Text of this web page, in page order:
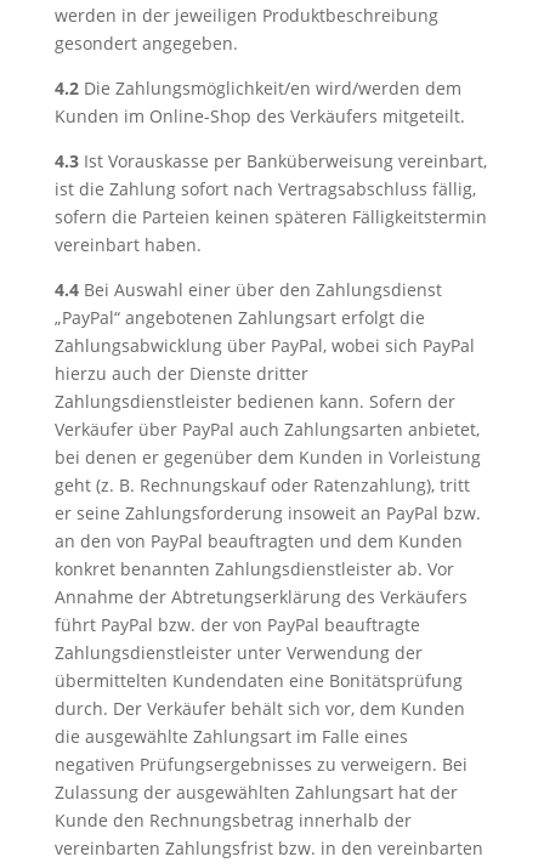
werden in der jeweiligen Produktbeschreibung
gesondert angegeben.
4.2Die Zahlungsmöglichkeit/en wird/werden dem
Kunden im Online-Shop des Verkäufers mitgeteilt.
4.3Ist Vorauskasse per Banküberweisung vereinbart,
ist die Zahlung sofort nach Vertragsabschluss fällig,
sofern die Parteien keinen späteren Fälligkeitstermin
vereinbart haben.
4.4Bei Auswahl einer über den Zahlungsdienst
„PayPal“ angebotenen Zahlungsart erfolgt die
Zahlungsabwicklung über PayPal, wobei sich PayPal
hierzu auch der Dienste dritter
Zahlungsdienstleister bedienen kann. Sofern der
Verkäufer über PayPal auch Zahlungsarten anbietet,
bei denen er gegenüber dem Kunden in Vorleistung
geht (z. B. Rechnungskauf oder Ratenzahlung), tritt
er seine Zahlungsforderung insoweit an PayPal bzw.
an den von PayPal beauftragten und dem Kunden
konkret benannten Zahlungsdienstleister ab. Vor
Annahme der Abtretungserklärung des Verkäufers
führt PayPal bzw. der von PayPal beauftragte
Zahlungsdienstleister unter Verwendung der
übermittelten Kundendaten eine Bonitätsprüfung
durch. Der Verkäufer behält sich vor, dem Kunden
die ausgewählte Zahlungsart im Falle eines
negativen Prüfungsergebnisses zu verweigern. Bei
Zulassung der ausgewählten Zahlungsart hat der
Kunde den Rechnungsbetrag innerhalb der
vereinbarten Zahlungsfrist bzw. in den vereinbarten